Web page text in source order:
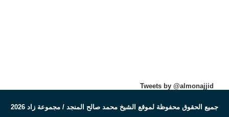
Tweets by @almonajjid
جميع الحقوق محفوظة لموقع الشيخ محمد صالح المنجد / مجموعة زاد 2026